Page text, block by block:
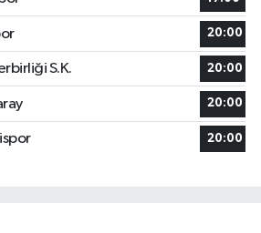
20:00
S.K. 20:00
20:00
20:00